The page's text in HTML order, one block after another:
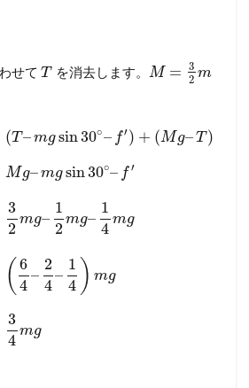
せて T を消去します。 M =
3
2 m
(T–mg sin30∘– f′) + (Mg– T )
Mg–mgsin30∘– f′
3
2
mg–
1
2
mg–
1
4
mg
( 6
4
–
2
4
–
1
4 ) mg
3
4
mg